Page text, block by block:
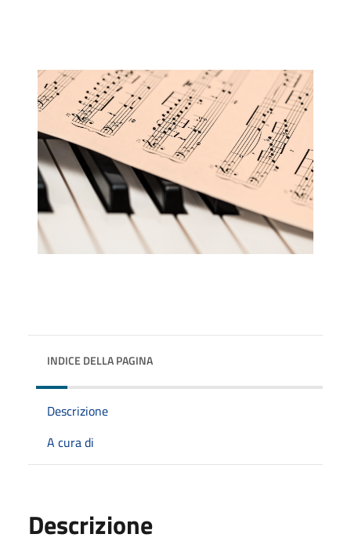
INDICE DELLA PAGINA
Descrizione
A cura di
Descrizione